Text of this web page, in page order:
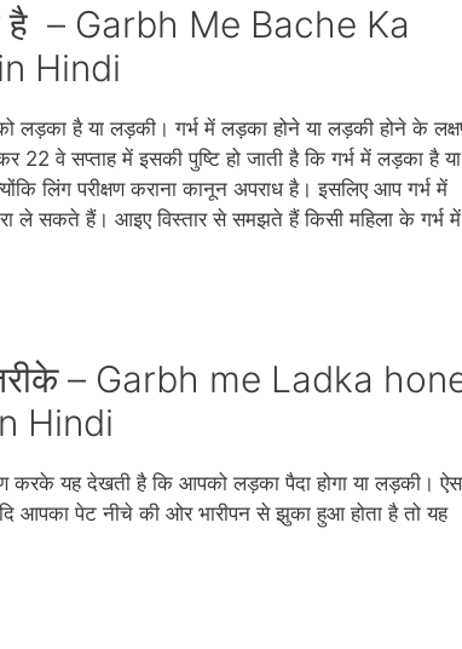
है – Garbh Me Bache Ka
Hindi
लड़का है या लड़की। गर्भ में लड़का होने या लड़की होने के
22 वे सप्‍ताह में इसकी पुष्टि हो जाती है कि गर्भ में लड़का है या
लिंग परीक्षण कराना कानून अपराध है। इसलिए आप गर्भ में
ले सकते हैं। आइए विस्‍तार से समझते हैं किसी महिला के गर्भ में
– Garbh me Ladka
Hindi
करके यह देखती है कि आपको लड़का पैदा होगा या लड़की।
आपका पेट नीचे की ओर भारीपन से झुका हुआ होता है तो यह